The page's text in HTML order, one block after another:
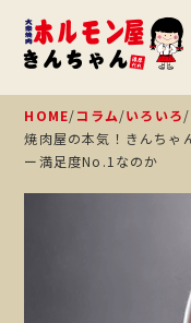
HOME/コラム/いろいろ/
焼肉屋の本気！きんちゃ
ー満足度No.1なのか